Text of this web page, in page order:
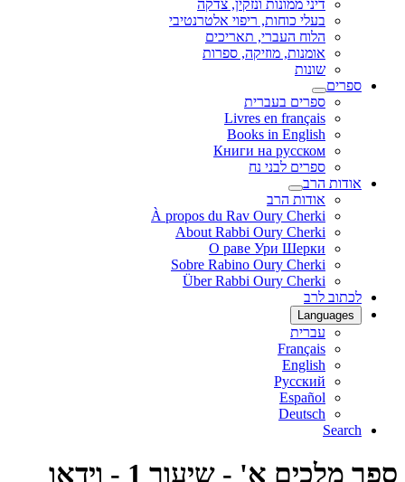
דיני ממונות ונזקין, צדקה
בעלי כוחות, ריפוי אלטרנטיבי
הלוח העברי, תאריכים
אומנות, מוזיקה, ספרות
שונות
ספרים
ספרים בעברית
Livres en français
Books in English
Книги на русском
ספרים לבני נח
אודות הרב
אודות הרב
À propos du Rav Oury Cherki
About Rabbi Oury Cherki
О раве Ури Шерки
Sobre Rabino Oury Cherki
Über Rabbi Oury Cherki
לכתוב לרב
Languages
עברית
Français
English
Русский
Español
Deutsch
Search
ספר מלכים א' - שיעור 1 - וידאו